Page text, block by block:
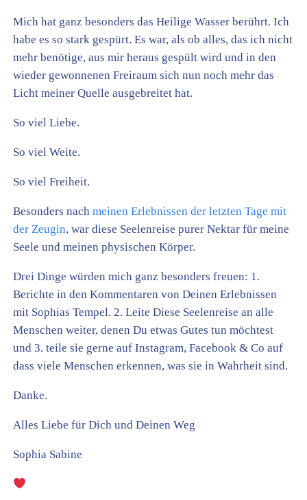
Mich hat ganz besonders das Heilige Wasser berührt. Ich
habe es so stark gespürt. Es war, als ob alles, das ich nicht
mehr benötige, aus mir heraus gespült wird und in den
wieder gewonnenen Freiraum sich nun noch mehr das
Licht meiner Quelle ausgebreitet hat.
So viel Liebe.
So viel Weite.
So viel Freiheit.
Besonders nachmeinen Erlebnissen der letzten Tage mit
der Zeugin, war diese Seelenreise purer Nektar für meine
Seele und meinen physischen Körper.
Drei Dinge würden mich ganz besonders freuen: 1.
Berichte in den Kommentaren von Deinen Erlebnissen
mit Sophias Tempel. 2. Leite Diese Seelenreise an alle
Menschen weiter, denen Du etwas Gutes tun möchtest
und 3. teile sie gerne auf Instagram, Facebook & Co auf
dass viele Menschen erkennen, was sie in Wahrheit sind.
Danke.
Alles Liebe für Dich und Deinen Weg
Sophia Sabine